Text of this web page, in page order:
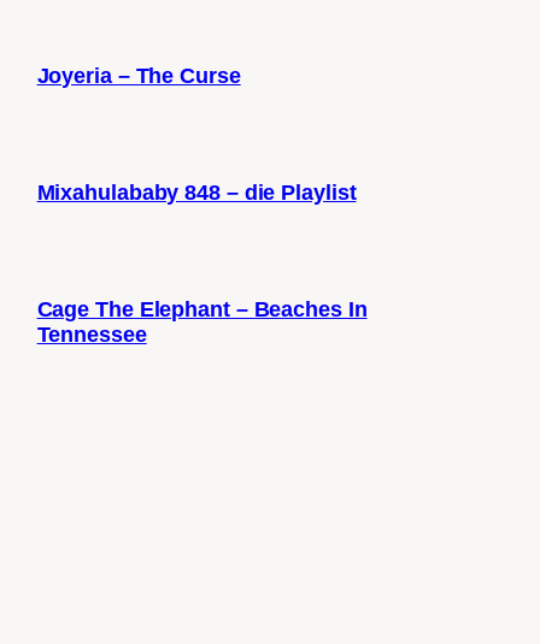
Joyeria – The Curse
Mixahulababy 848 – die Playlist
Cage The Elephant – Beaches In
Tennessee